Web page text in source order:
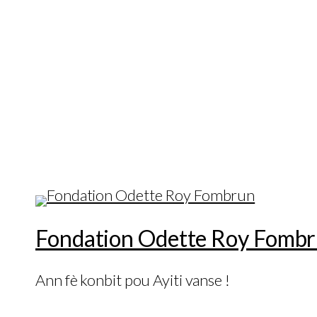
Fondation Odette Roy
Ann fè konbit pou Ayiti vanse !